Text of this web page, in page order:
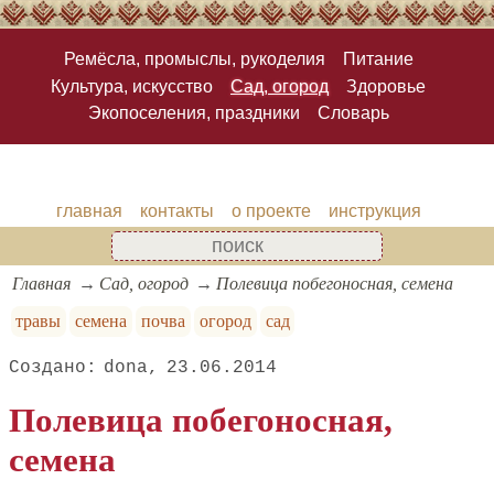
Ремёсла, промыслы, рукоделия
Питание
Культура, искусство
Сад, огород
Здоровье
Экопоселения, праздники
Словарь
главная контакты о проекте инструкция
Главная Сад, огород
Полевица побегоносная, семена
травы
семена почва огород сад
dona 23.06.2014
Полевица побегоносная,
семена